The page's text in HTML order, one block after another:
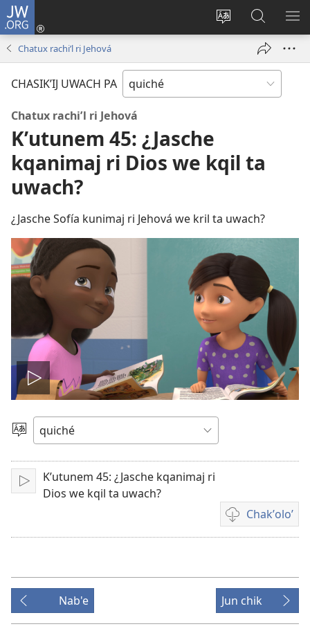
JW.ORG
Kakʼex
chʼabʼal
rech
Umajixik
sesión
window)
Chawilaʼ
JW.ORG
RI
Chatux rachiʼl ri Jehová
CHASIKʼIJ UWACH PA
Chatux rachiʼl ri Jehová
Kʼutunem 45: ¿Jasche
kqanimaj ri Dios we kqil ta
uwach?
¿Jasche Sofía kunimaj ri Jehová we kril ta uwach?
Play
video
Chacha'
ch'ab'al
Tzijb'al
Kʼutunem 45: ¿Jasche kqanimaj ri
Dios we kqil ta uwach?
Chakʼoloʼ
Video
recordings
Nab'e
Jun chik